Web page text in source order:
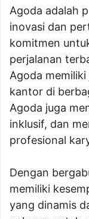
Agoda adalah
inovasi dan
komitmen
perjalanan
Agoda
kantor di
Agoda juga
inklusif, dan
profesional
Dengan
memiliki
yang dinamis